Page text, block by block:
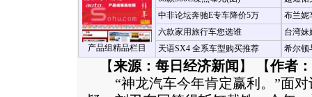
产品组精品栏目
中非论坛奔驰E专车降价5万
六款家用旅行车您选谁
天语SX4 全系车型购买推荐
布兰妮
台湾妹
希尔顿
【来源：每日经济新闻 】 【作者
“神龙汽车今年肯定赢利。”面对